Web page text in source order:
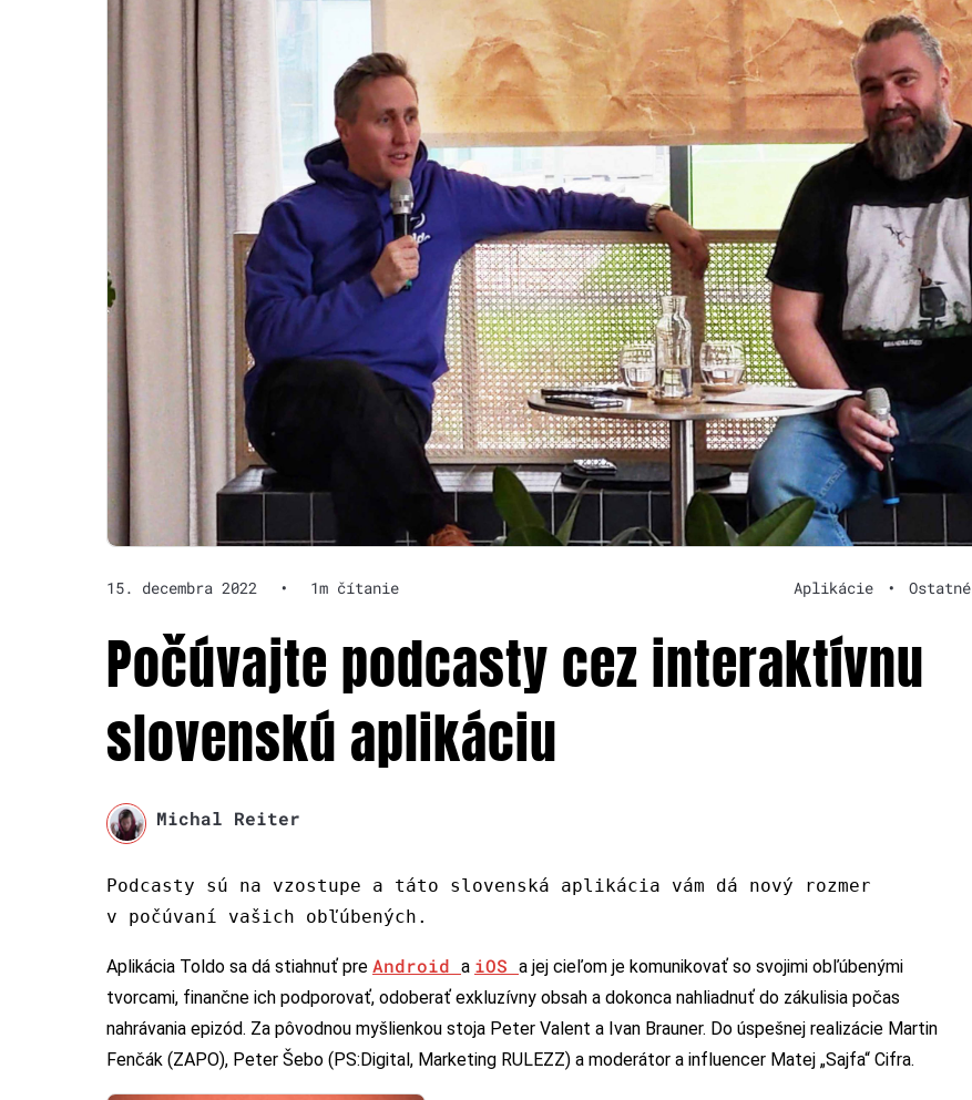
15. decembra 2022 • 1m čítanie Aplikácie • Ostatné
Počúvajte podcasty cez interaktívnu
slovenskú aplikáciu
Michal Reiter
Podcasty sú na vzostupe a táto slovenská aplikácia vám dá nový rozmer
v počúvaní vašich obľúbených.
Aplikácia Toldo sa dá stiahnuť pre Android a iOS a jej cieľom je komunikovať so svojimi obľúbenými
tvorcami, finančne ich podporovať, odoberať exkluzívny obsah a dokonca nahliadnuť do zákulisia počas
nahrávania epizód. Za pôvodnou myšlienkou stoja Peter Valent a Ivan Brauner. Do úspešnej realizácie Martin
Fenčák (ZAPO), Peter Šebo (PS:Digital, Marketing RULEZZ) a moderátor a influencer Matej „Sajfa“ Cifra.